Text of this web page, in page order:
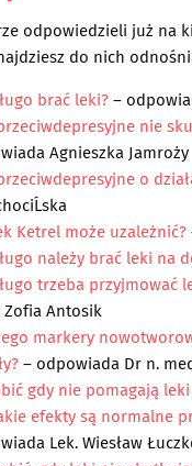
odpowiedzieli już na
do nich
brać leki?–
nie
Agnieszka Jamroży
o
Ketrel może uzależnić?
należy brać leki na
trzeba przyjmować
Zofia Antosik
markery
– odpowiada Dr n.
gdy nie pomagają
efekty są normalne
Lek. Wiesław